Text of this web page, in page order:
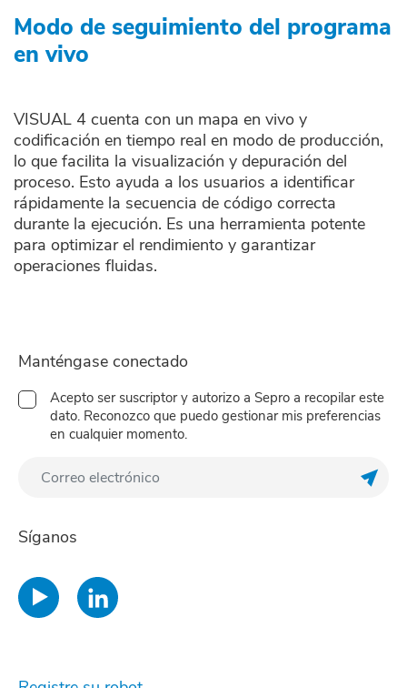
Modo de seguimiento del programa
en vivo
VISUAL 4 cuenta con un mapa en vivo y
codificación en tiempo real en modo de producción,
lo que facilita la visualización y depuración del
proceso. Esto ayuda a los usuarios a identificar
rápidamente la secuencia de código correcta
durante la ejecución. Es una herramienta potente
para optimizar el rendimiento y garantizar
operaciones fluidas.
Manténgase conectado
Acepto ser suscriptor y autorizo a Sepro a recopilar este
dato. Reconozco que puedo gestionar mis preferencias
en cualquier momento.
Síganos